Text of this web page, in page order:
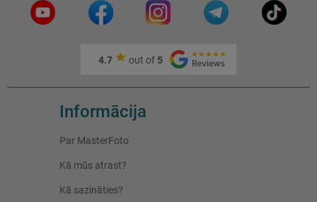
4.7 out of 5
Informācija
Par MasterFoto
Kā mūs atrast?
Kā sazināties?